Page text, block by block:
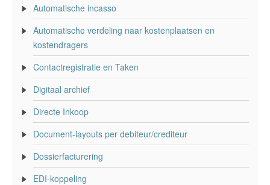
Automatische incasso
Automatische verdeling naar kostenplaatsen en
kostendragers
Contactregistratie en Taken
Digitaal archief
Directe Inkoop
Document-layouts per debiteur/crediteur
Dossierfacturering
EDI-koppeling